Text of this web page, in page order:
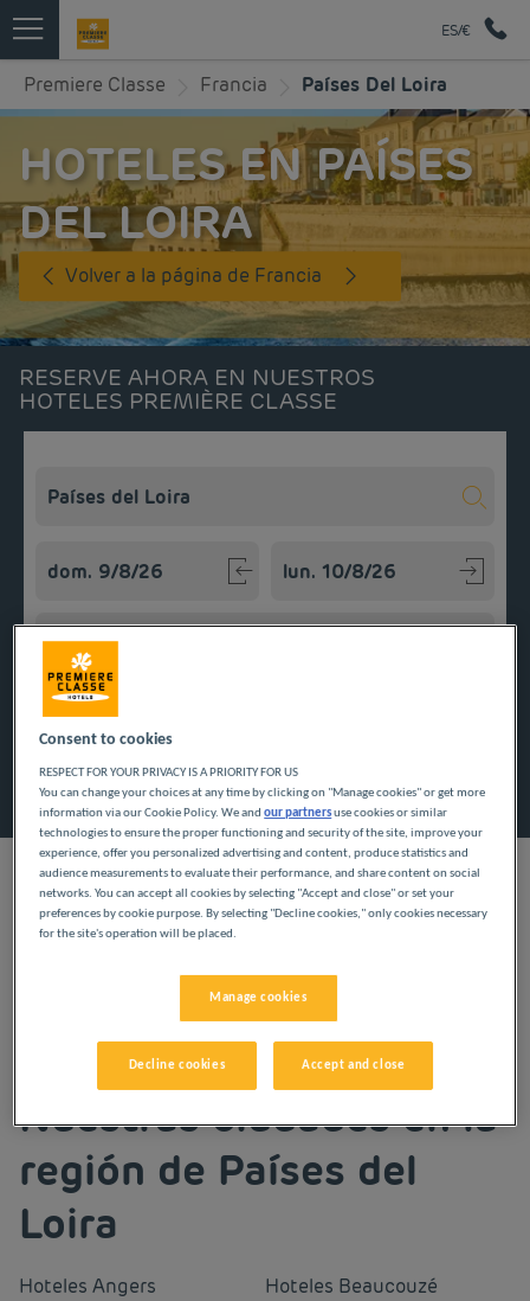
ES/€
Premiere Classe Francia Países Del Loira
HOTELES EN PAÍSES
DEL LOIRA
Volver a la página de Francia
RESERVE AHORA EN NUESTROS
HOTELES PREMIÈRE CLASSE
Encontrar un hotel
Añadir un código especial
Tanto si viaja por negocios, en familia o con sus amigos,
que podrá disfrutar de su estancia con comodidad. Entre los
servicios, encontrará desayuno a petición, aparcamiento, ducha
privada y aseo en su habitación y wifi gratis. Encuentre
nuestros hoteles en la región de Países del Loira.
Nuestras ciudades en la
región de Países del
Loira
Hoteles Angers Hoteles Beaucouzé
Consent to cookies
RESPECT FOR YOUR PRIVACY IS A PRIORITY FOR US
You can change your choices at any time by clicking on "Manage cookies" or get more
information via our Cookie Policy. We andour partnersuse cookies or similar
technologies to ensure the proper functioning and security of the site, improve your
experience, offer you personalized advertising and content, produce statistics and
audience measurements to evaluate their performance, and share content on social
networks. You can accept all cookies by selecting "Accept and close" or set your
preferences by cookie purpose. By selecting "Decline cookies," only cookies necessary
for the site's operation will be placed.
Manage cookies
Decline cookies Accept and close